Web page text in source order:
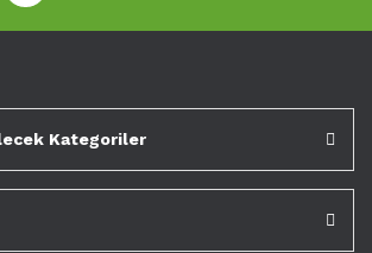
Kategoriler